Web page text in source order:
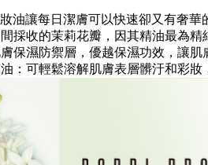
油讓每日潔膚可以快速卻又有奢
採收的茉莉花瓣，因其精油最為精
保濕防禦層，優越保濕功效，讓肌
：可輕鬆溶解肌膚表層髒汙和彩妝